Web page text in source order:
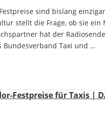
sind bislang
stellt die Frage, ob sie
hat der
Bundesverband Taxi und …
Festpreise für Taxis |